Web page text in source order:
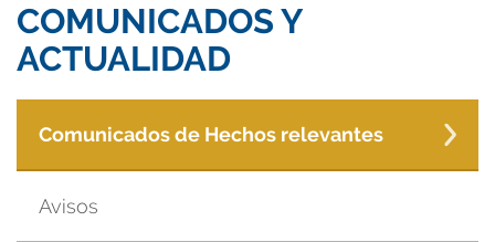
COMUNICADOS Y
ACTUALIDAD
Comunicados de Hechos relevantes
Avisos